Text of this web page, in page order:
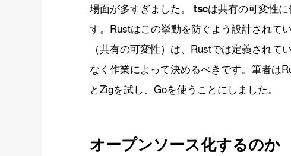
場面が多すぎました。tscは共有の可変性
す。Rustはこの挙動を防ぐよう設計されて
（共有の可変性）は、Rustでは定義され
なく作業によって決めるべきです。筆者は
とZigを試し、Goを使うことにしました。
オープンソース化するのか